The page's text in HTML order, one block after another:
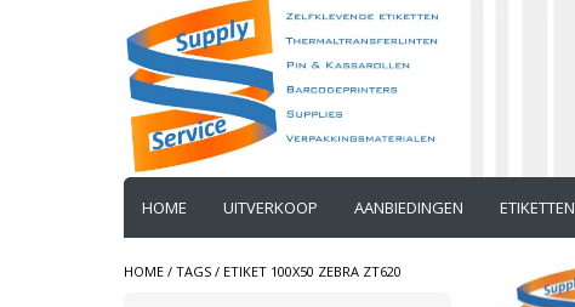
HOME UITVERKOOP AANBIEDINGEN ETIKETTEN
HOME / TAGS / ETIKET 100X50 ZEBRA ZT620